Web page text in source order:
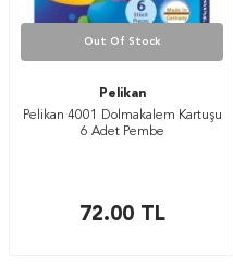
Out Of Stock
Pelikan
Pelikan 4001 Dolmakalem Kartuşu
6 Adet Pembe
72.00TL